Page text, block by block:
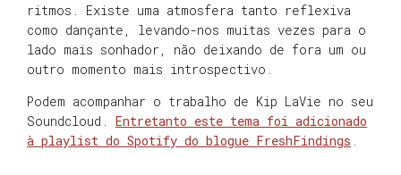
ritmos. Existe uma atmosfera tanto reflexiva
como dançante, levando-nos muitas vezes para o
lado mais sonhador, não deixando de fora um ou
outro momento mais introspectivo.
Podem acompanhar o trabalho de Kip LaVie no seu
Soundcloud. Entretanto este tema foi adicionado
à playlist do Spotify do blogue FreshFindings .